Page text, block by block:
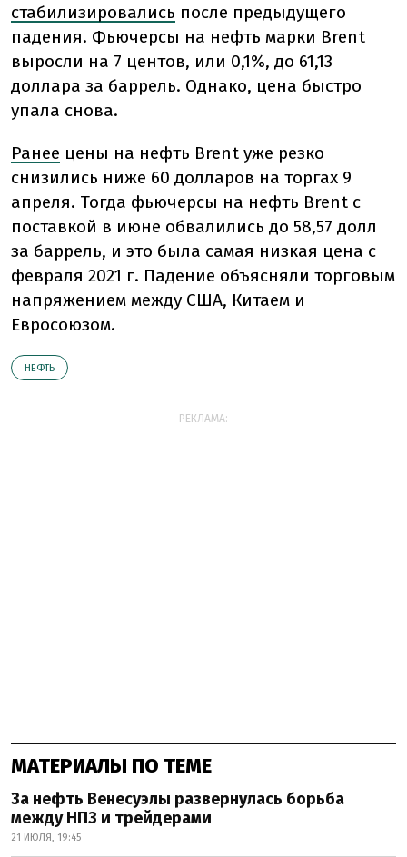
стабилизировались после предыдущего
падения. Фьючерсы на нефть марки Brent
выросли на 7 центов, или 0,1%, до 61,13
доллара за баррель. Однако, цена быстро
упала снова.
Ранее цены на нефть Brent уже резко
снизились ниже 60 долларов на торгах 9
апреля. Тогда фьючерсы на нефть Brent с
поставкой в июне обвалились до 58,57 долл
за баррель, и это была самая низкая цена с
февраля 2021 г. Падение объясняли торговым
напряжением между США, Китаем и
Евросоюзом.
НЕФТЬ
РЕКЛАМА:
МАТЕРИАЛЫ ПО ТЕМЕ
За нефть Венесуэлы развернулась борьба
между НПЗ и трейдерами
21 ИЮЛЯ, 19:45